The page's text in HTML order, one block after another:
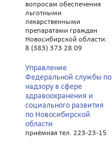
вопросам обеспечения
льготными
лекарственными
препаратами граждан
Новосибирской области:
8 (383) 373 28 09
Управление
Федеральной службы по
надзору в сфере
здравоохранения и
социального развития
по Новосибирской
области
приёмная тел. 223-23-15